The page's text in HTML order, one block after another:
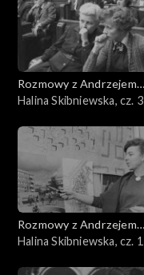
Rozmowy z Andrzejem
Doboszem
Halina Skibniewska, cz. 3
Rozmowy z Andrzejem
Doboszem
Halina Skibniewska, cz. 1